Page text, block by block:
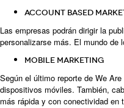
Account based
Las empresas podrán dirigir la
personalizarse más. El mundo de
Mobile Marketing
Según el último reporte de We
dispositivos móviles. También,
más rápida y con conectividad en